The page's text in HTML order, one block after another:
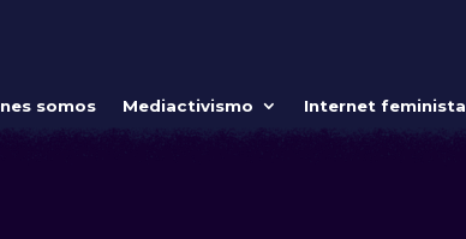
somos Mediactivismo Internet feminista